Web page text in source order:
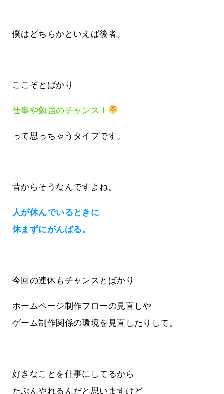
僕はどちらかといえば後者。
ここぞとばかり
仕事や勉強のチャンス！
って思っちゃうタイプです。
昔からそうなんですよね。
人が休んでいるときに
休まずにがんばる。
今回の連休もチャンスとばかり
ホームページ制作フローの見直しや
ゲーム制作関係の環境を見直したりして。
好きなことを仕事にしてるから
たぶんやれるんだと思いますけど